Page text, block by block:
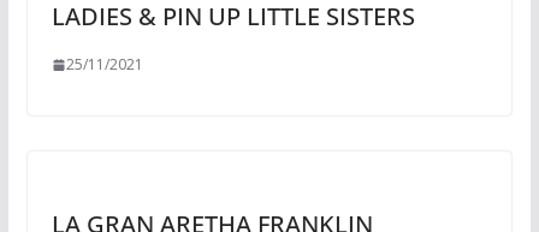
LADIES & PIN UP LITTLE SISTERS
25/11/2021
LA GRAN ARETHA FRANKLIN